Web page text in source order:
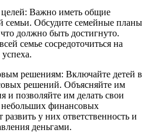
Важно иметь общие
семьи. Обсудите семейные планы
должно быть достигнуто.
семье сосредоточиться на
решениям: Включайте детей в
решений. Объясняйте им
и позволяйте им делать свои
финансовых
у них ответственность и
деньгами.